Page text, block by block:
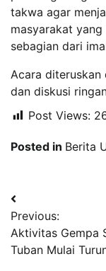
takwa agar
masyarakat
sebagian dari
Acara diteruskan
dan diskusi
Post Views:
Posted in Berita
Navigasi
pos
Previous:
Aktivitas Gempa
Tuban Mulai